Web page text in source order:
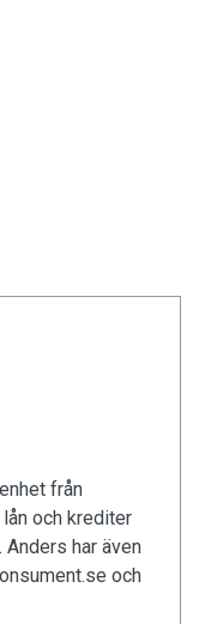
från
och krediter
har även
och